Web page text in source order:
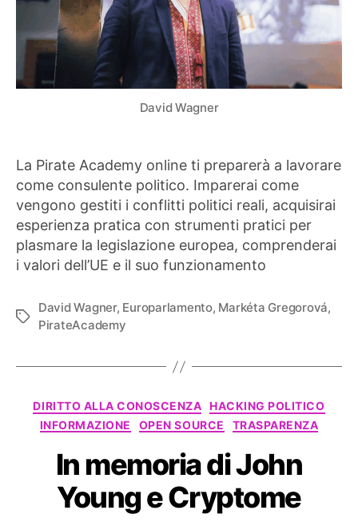
David Wagner
La Pirate Academy online ti preparerà a lavorare
come consulente politico. Imparerai come
vengono gestiti i conflitti politici reali, acquisirai
esperienza pratica con strumenti pratici per
plasmare la legislazione europea, comprenderai
i valori dell’UE e il suo funzionamento
Tag
David Wagner, Europarlamento, Markéta Gregorová,
PirateAcademy
Categorie
DIRITTO ALLA CONOSCENZA
HACKING POLITICO
INFORMAZIONE
OPEN SOURCE TRASPARENZA
In memoria di John
Young e Cryptome